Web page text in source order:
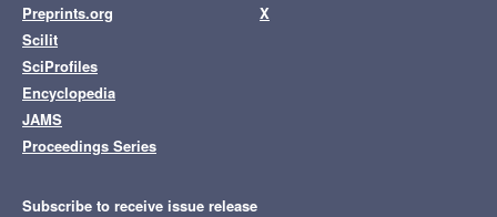
Preprints.org
Scilit
SciProfiles
Encyclopedia
JAMS
Proceedings Series
X
Subscribe to receive issue release